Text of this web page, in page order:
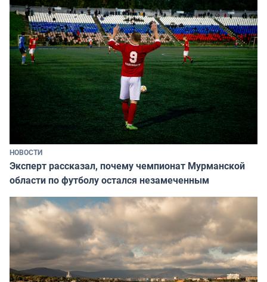
НОВОСТИ
Эксперт рассказал, почему чемпионат Мурманской
области по футболу остался незамеченным